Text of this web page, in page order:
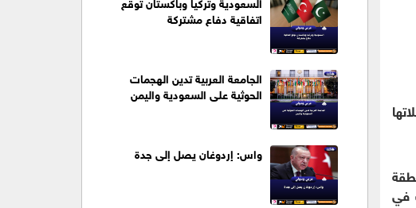
في
اتفاقية دفاع مشتركة
الجامعة العربية تدين الهجمات
الحوثية على السعودية واليمن
واس: إردوغان يصل إلى جدة